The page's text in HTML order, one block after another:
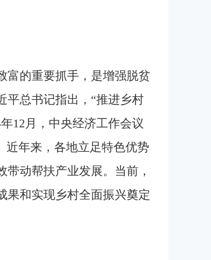
富的重要抓手，是增强脱贫
平总书记指出，“推进乡村
12月，中央经济工作会议
近年来，各地立足特色优势
动帮扶产业发展。当前，
果和实现乡村全面振兴奠定